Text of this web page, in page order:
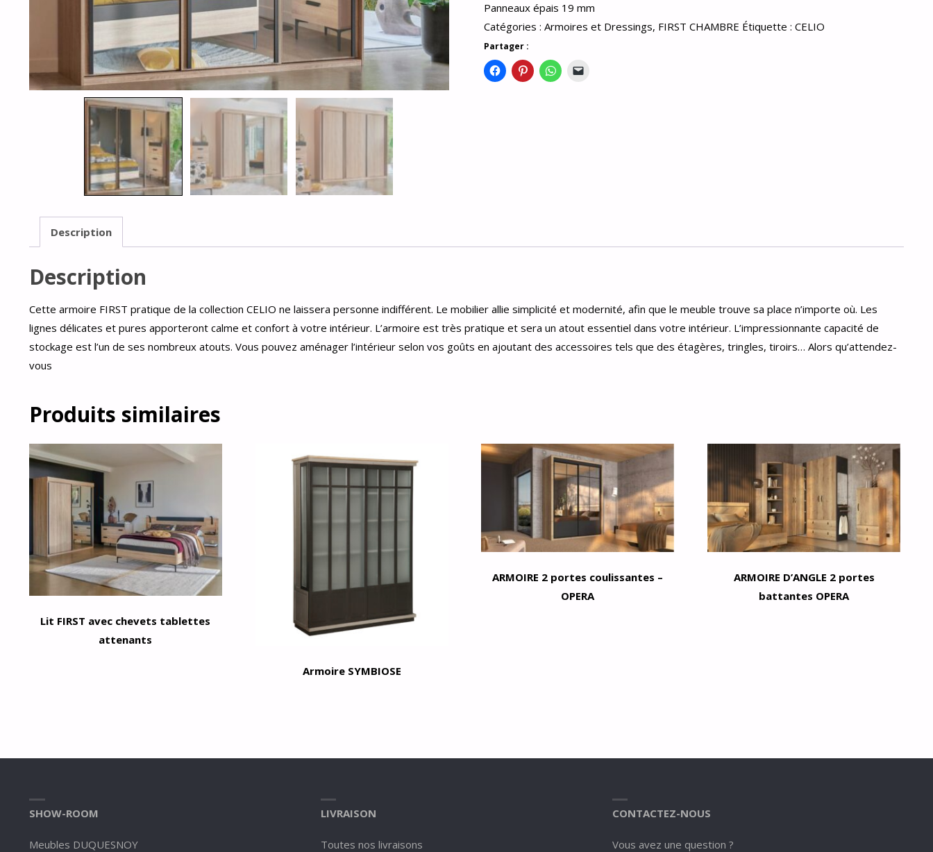
Panneaux épais 19 mm
Catégories :Armoires et Dressings, FIRST CHAMBRE Étiquette :CELIO
Partager :
Description
Description
Cette armoire FIRST pratique de la collection CELIO ne laissera personne indifférent. Le mobilier allie simplicité et modernité, afin que le meuble trouve sa place n’importe où. Les
lignes délicates et pures apporteront calme et confort à votre intérieur. L’armoire est très pratique et sera un atout essentiel dans votre intérieur. L’impressionnante capacité de
stockage est l’un de ses nombreux atouts. Vous pouvez aménager l’intérieur selon vos goûts en ajoutant des accessoires tels que des étagères, tringles, tiroirs… Alors qu’attendez-
vous
Produits similaires
Lit FIRST avec chevets tablettes
attenants
Armoire SYMBIOSE
ARMOIRE 2 portes coulissantes –
OPERA
ARMOIRE D’ANGLE 2 portes
battantes OPERA
SHOW-ROOM
Meubles DUQUESNOY
LIVRAISON
Toutes nos livraisons
CONTACTEZ-NOUS
Vous avez une question ?